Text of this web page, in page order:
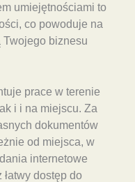
umiejętnościami to
co powoduje na
biznesu
prace w terenie
i i na miejscu. Za
dokumentów
od miejsca, w
internetowe
dostęp do